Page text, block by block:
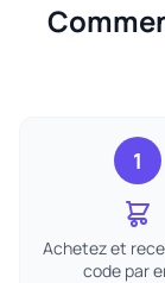
1
Achetez et
code par